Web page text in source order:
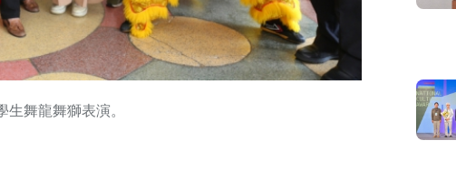
生舞龍舞獅表演。